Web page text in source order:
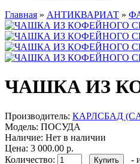
Главная » АНТИКВАРИАТ »
ЧАШКА ИЗ
Производитель: КАРЛСБАД
Модель: ПОСУДА
Наличие: Нет в наличии
Цена: 3 000.00 р.
Количество:
-